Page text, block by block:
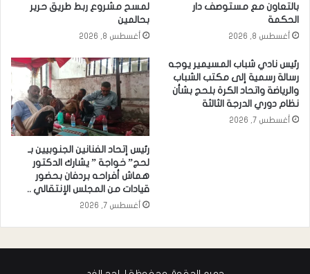
بالتعاون مع مستوصف دار
الحكمة
أغسطس 8, 2026
لمسح مشروع ربط طريق حرير
بحالمين
أغسطس 8, 2026
رئيس نادي شباب المسيمير يوجه
رسالة رسمية إلى مكتب الشباب
والرياضة واتحاد الكرة بلحج بشأن
نظام دوري الدرجة الثالثة
أغسطس 7, 2026
رئيس إتحاد الفنانين الجنوبيين بـ
لحج” خواجة ” يشارك الدكتور
هماش أفراحه بردفان بحضور
قيادات من المجلس الإنتقالي ..
أغسطس 7, 2026